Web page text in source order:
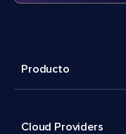
Producto
Cloud Providers